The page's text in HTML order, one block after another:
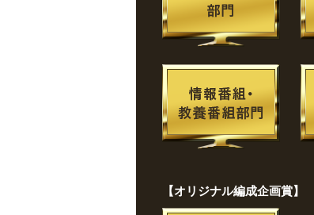
【オリジナル編成企画賞】